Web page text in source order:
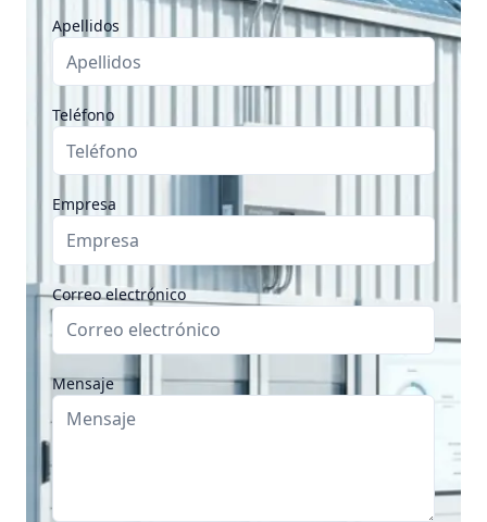
Apellidos
Teléfono
Empresa
Correo electrónico
Mensaje